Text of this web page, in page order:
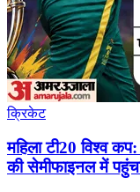
क्रिकेट
महिला टी20 विश्व
की सेमीफाइनल में